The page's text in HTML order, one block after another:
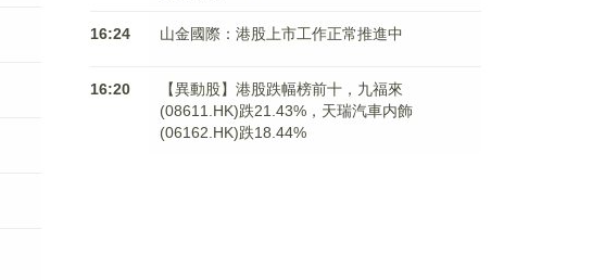
16:24 山金國際：港股上市工作正常推進中
16:20
【異動股】港股跌幅榜前十，九福來
(08611.HK)跌21.43%，天瑞汽車内飾
(06162.HK)跌18.44%